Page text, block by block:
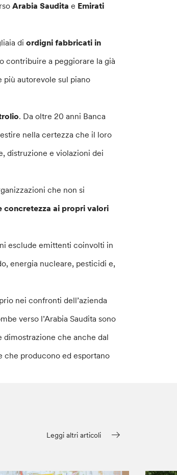
Arabia Saudita e Emirati
diordigni fabbricati in
contribuire a peggiorare la già
più autorevole sul piano
. Da oltre 20 anni Banca
nella certezza che il loro
distruzione e violazioni dei
che non si
concretezza ai propri valori
esclude emittenti coinvolti in
energia nucleare, pesticidi e,
nei confronti dell’azienda
verso l’Arabia Saudita sono
dimostrazione che anche dal
che producono ed esportano
Leggi altri articoli